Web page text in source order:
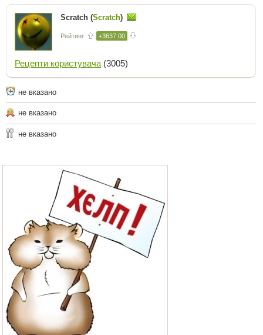
Scratch (Scratch)
Рейтинг +3637.00
Рецепти користувача (3005)
не вказано
не вказано
не вказано